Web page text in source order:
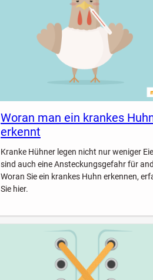
Woran man ein krankes
erkennt
Kranke Hühner legen nicht nur weniger
sind auch eine Ansteckungsgefahr für
Woran Sie ein krankes Huhn erkennen,
Sie hier.